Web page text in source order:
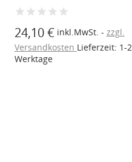
24,10 € inkl.MwSt.
zzgl.
Versandkosten Lieferzeit: 1-2
Werktage